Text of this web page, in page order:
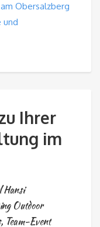
Obersalzberg
und
Ihrer
im
Hansi
Outdoor
, Team-Event